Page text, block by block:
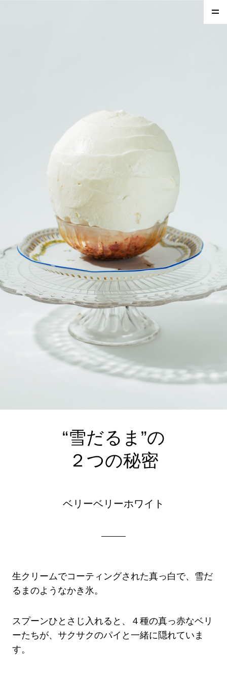
“雪だるま”の
２つの秘密
ベリーベリーホワイト
生クリームでコーティングされた真っ白で、雪だ
るまのようなかき氷。
スプーンひとさじ入れると、４種の真っ赤なベリ
ーたちが、サクサクのパイと一緒に隠れていま
す。